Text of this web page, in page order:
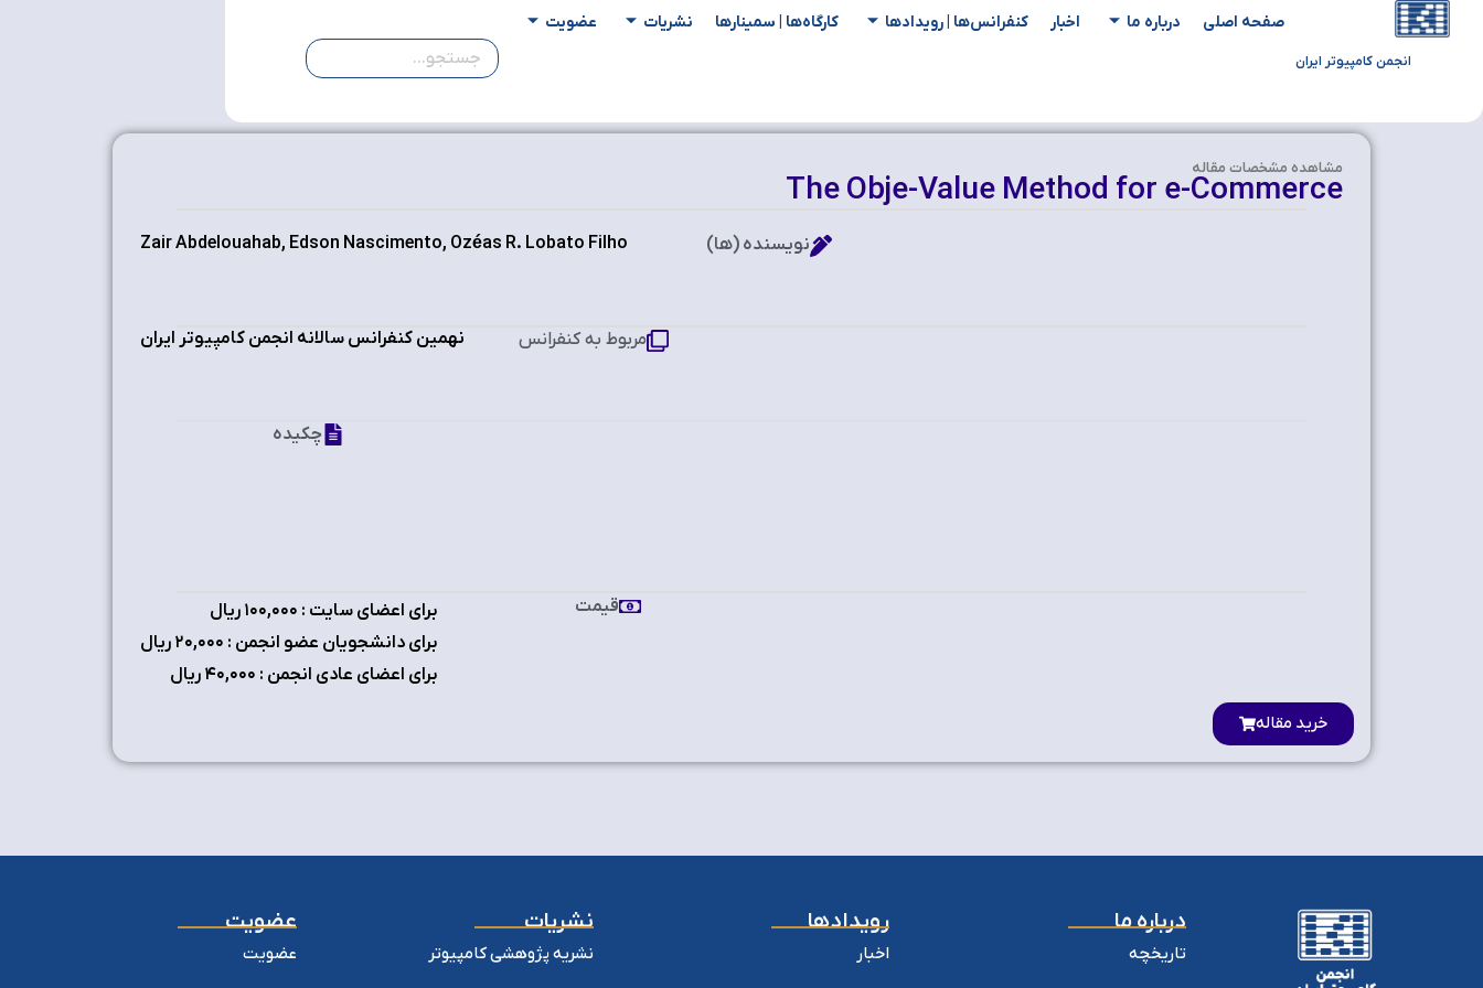
انجمن کامپیوتر ایران
صفحه اصلی درباره ما اخبار کنفرانس‌ها | رویدادها کارگاه‌ها | سمینار‌ها نشریات عضویت
مشاهده‌ مشخصات مقاله
The Obje-Value Method for e-Commerce
Zair Abdelouahab, Edson Nascimento, Ozéas R. Lobato Filho نویسنده (ها)
نهمین کنفرانس سالانه انجمن کامپیوتر ایران مربوط به کنفرانس
چکیده
برای اعضای سایت : ۱٠٠,٠٠٠ ریال
برای دانشجویان عضو انجمن : ۲٠,٠٠٠ ریال
برای اعضای عادی انجمن : ۴٠,٠٠٠ ریال
قیمت
خرید مقاله
درباره ما
تاریخچه
رویدادها
اخبار
نشریات
نشریه پژوهشی کامپیوتر
عضویت
عضویت